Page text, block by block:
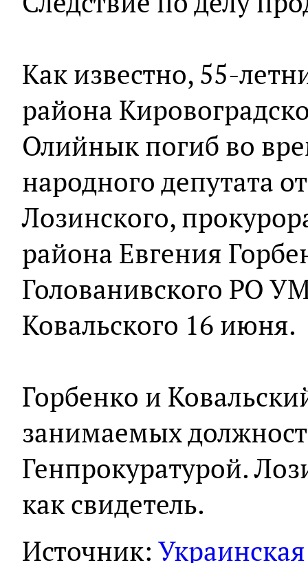
Как известно, 55-
района
Олийнык погиб во
народного депутата
Лозинского,
района Евгения
Голованивского РО
Ковальского 16 июня.
Горбенко и
занимаемых
Генпрокуратурой.
как свидетель.
Источник: